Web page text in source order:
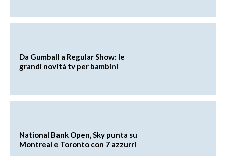
Da Gumball a Regular Show: le
grandi novità tv per bambini
National Bank Open, Sky punta su
Montreal e Toronto con 7 azzurri